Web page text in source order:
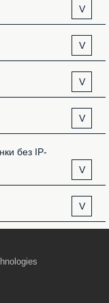
V
V
V
V
без IP-
V
V